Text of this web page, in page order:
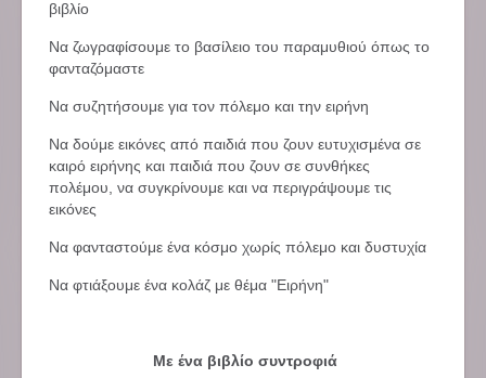
βιβλίο
Να ζωγραφίσουμε το βασίλειο του παραμυθιού όπως το
φανταζόμαστε
Να συζητήσουμε για τον πόλεμο και την ειρήνη
Να δούμε εικόνες από παιδιά που ζουν ευτυχισμένα σε
καιρό ειρήνης και παιδιά που ζουν σε συνθήκες
πολέμου, να συγκρίνουμε και να περιγράψουμε τις
εικόνες
Να φανταστούμε ένα κόσμο χωρίς πόλεμο και δυστυχία
Να φτιάξουμε ένα κολάζ με θέμα "Ειρήνη"
Με ένα βιβλίο συντροφιά